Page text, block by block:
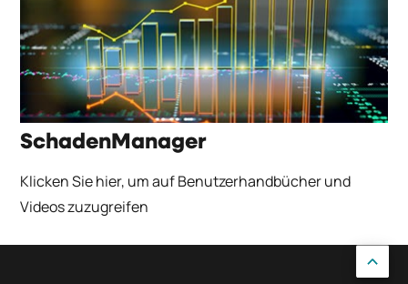
SchadenManager
Klicken Sie hier, um auf Benutzerhandbücher und
Videos zuzugreifen